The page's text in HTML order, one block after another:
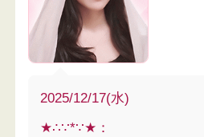
2025/12/17(水)
★∴∵*∵★：